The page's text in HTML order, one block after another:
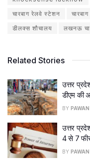
चारबाग रेलवे स्टेशन
डीलक्स शौचालय
लखनऊ
Related Stories
उत्तर
डीएम की
BY
उत्तर
4 से 7
BY